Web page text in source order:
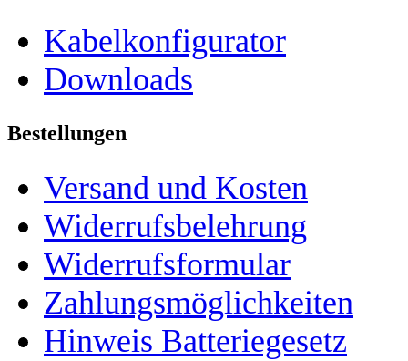
Kabelkonfigurator
Downloads
Bestellungen
Versand und Kosten
Widerrufsbelehrung
Widerrufsformular
Zahlungsmöglichkeiten
Hinweis Batteriegesetz